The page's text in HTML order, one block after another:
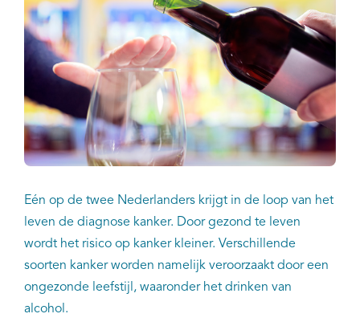
Eén op de twee Nederlanders krijgt in de loop van het
leven de diagnose kanker. Door gezond te leven
wordt het risico op kanker kleiner. Verschillende
soorten kanker worden namelijk veroorzaakt door een
ongezonde leefstijl, waaronder het drinken van
alcohol.